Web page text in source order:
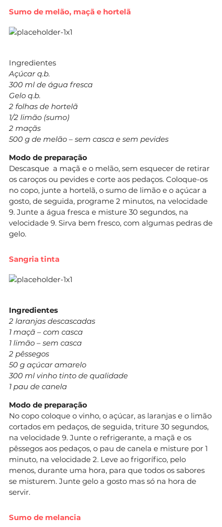
Sumo de melão, maçã e hortelã
Ingredientes
Açúcar q.b.
300 ml de água fresca
Gelo q.b.
2 folhas de hortelã
1/2 limão (sumo)
2 maçãs
500 g de melão – sem casca e sem pevides
Modo de preparação
Descasque a maçã e o melão, sem esquecer de retirar
os caroços ou pevides e corte aos pedaços. Coloque-os
no copo, junte a hortelã, o sumo de limão e o açúcar a
gosto, de seguida, programe 2 minutos, na velocidade
9. Junte a água fresca e misture 30 segundos, na
velocidade 9. Sirva bem fresco, com algumas pedras de
gelo.
Sangria tinta
Ingredientes
2 laranjas descascadas
1 maçã – com casca
1 limão – sem casca
2 pêssegos
50 g açúcar amarelo
300 ml vinho tinto de qualidade
1 pau de canela
Modo de preparação
No copo coloque o vinho, o açúcar, as laranjas e o limão
cortados em pedaços, de seguida, triture 30 segundos,
na velocidade 9. Junte o refrigerante, a maçã e os
pêssegos aos pedaços, o pau de canela e misture por 1
minuto, na velocidade 2. Leve ao frigorífico, pelo
menos, durante uma hora, para que todos os sabores
se misturem. Junte gelo a gosto mas só na hora de
servir.
Sumo de melancia